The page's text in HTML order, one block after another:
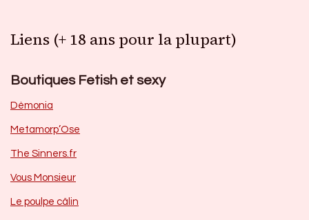
Liens (+ 18 ans pour la plupart)
Boutiques Fetish et sexy
Dèmonia
Metamorp’Ose
The Sinners.fr
Vous Monsieur
Le poulpe câlin